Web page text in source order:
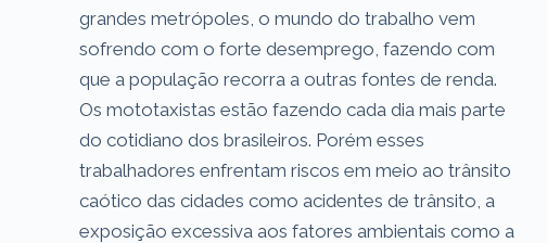
grandes metrópoles, o mundo do trabalho vem
sofrendo com o forte desemprego, fazendo com
que a população recorra a outras fontes de renda.
Os mototaxistas estão fazendo cada dia mais parte
do cotidiano dos brasileiros. Porém esses
trabalhadores enfrentam riscos em meio ao trânsito
caótico das cidades como acidentes de trânsito, a
exposição excessiva aos fatores ambientais como a